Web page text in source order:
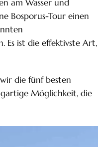
am Wasser und
Bosporus-Tour einen
Es ist die effektivste Art,
die fünf besten
Möglichkeit, die